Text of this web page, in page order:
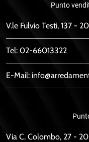
Punto
V.le Fulvio Testi, 137 -
Tel: 02-66013322
E-Mail:
Via C. Colombo, 27 -